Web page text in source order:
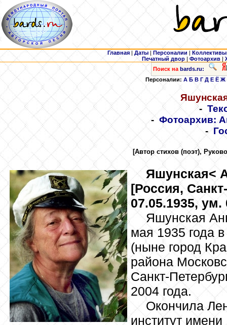
Главная | Даты | Персоналии | Коллективы
Печатный двор |Фотоархив |
Поиск на bards.ru:
Персоналии: А Б В Г Д Е Ё Ж
-
- Фотоархив:
-
[Автор стихов (поэт),
Яшунская<
[Россия,
07.05.1935, ум.
Яшунская
мая 1935 года
(ныне город
района
Санкт-
2004 года.
Окончила
институт